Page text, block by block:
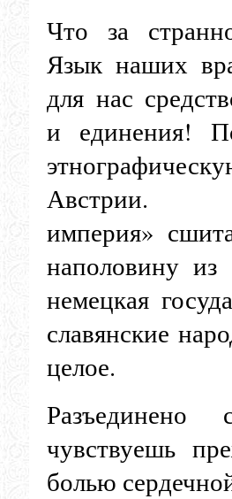
Что за
Язык наших
для нас
и единения!
Австрии.
империя»
наполовину
немецкая
славянские
целое.
чувствуешь
болью